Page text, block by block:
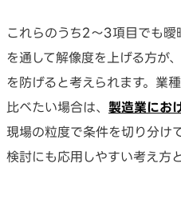
これらのうち2〜3項目でも
を通して解像度を上げる方が
を防げると考えられます。業
比べたい場合は、 製造業にお
現場の粒度で条件を切り分け
検討にも応用しやすい考え方